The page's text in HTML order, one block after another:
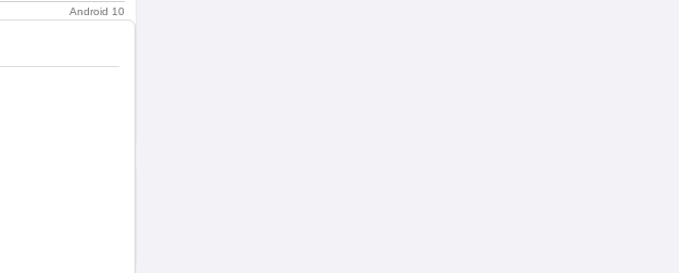
Android 10
Da